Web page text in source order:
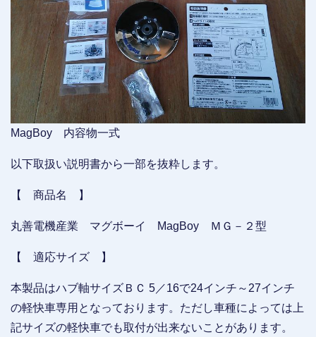
MagBoy 内容物一式
以下取扱い説明書から一部を抜粋します。
【 商品名 】
丸善電機産業 マグボーイ MagBoy ＭＧ－２型
【 適応サイズ 】
本製品はハブ軸サイズＢＣ 5／16で24インチ～27インチ
の軽快車専用となっております。ただし車種によっては上
記サイズの軽快車でも取付が出来ないことがあります。